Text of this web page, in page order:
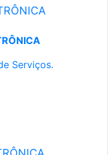
Serviços.